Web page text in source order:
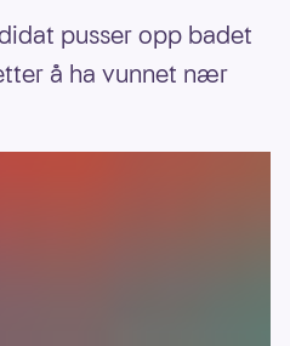
pusser opp badet
å ha vunnet nær